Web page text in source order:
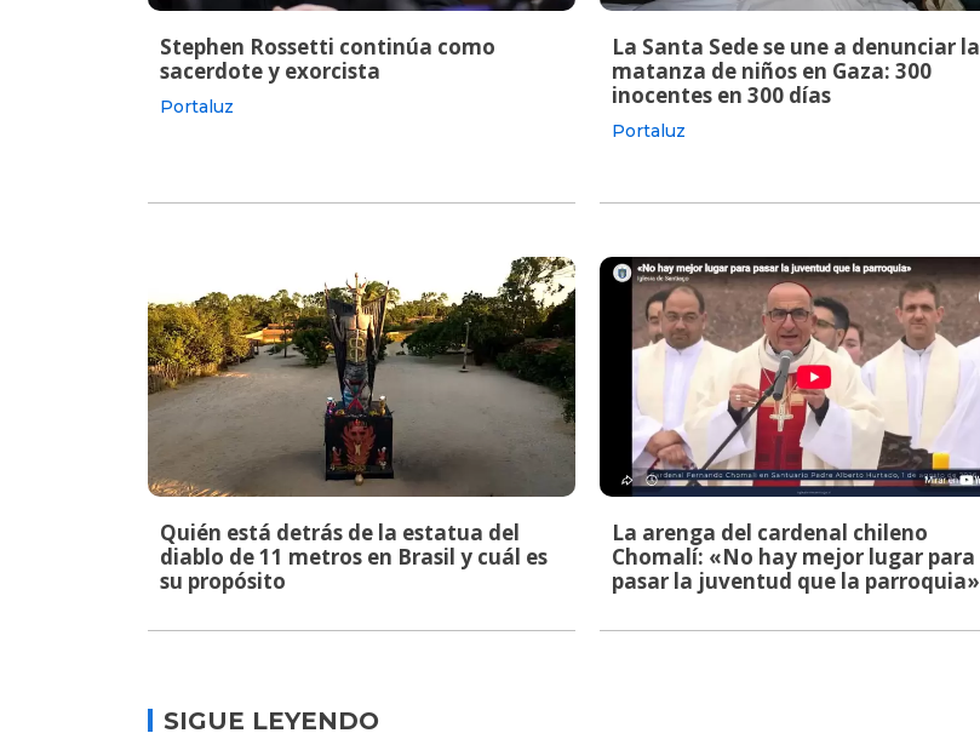
Stephen Rossetti continúa como
sacerdote y exorcista
Portaluz
La Santa Sede se une a denunciar la
matanza de niños en Gaza: 300
inocentes en 300 días
Portaluz
Quién está detrás de la estatua del
diablo de 11 metros en Brasil y cuál es
su propósito
La arenga del cardenal chileno
Chomalí: «No hay mejor lugar para
pasar la juventud que la parroquia»
SIGUE LEYENDO